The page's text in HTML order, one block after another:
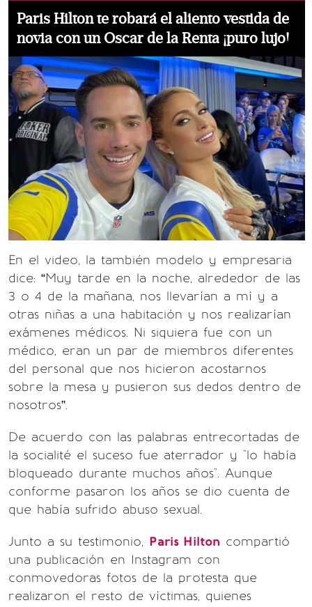
Paris Hilton te robará el aliento vestida de
novia con un Oscar de la Renta ¡puro lujo!
En el video, la también modelo y empresaria
dice: “Muy tarde en la noche, alrededor de las
3 o 4 de la mañana, nos llevarían a mí y a
otras niñas a una habitación y nos realizarían
exámenes médicos. Ni siquiera fue con un
médico, eran un par de miembros diferentes
del personal que nos hicieron acostarnos
sobre la mesa y pusieron sus dedos dentro de
nosotros”.
De acuerdo con las palabras entrecortadas de
la socialité el suceso fue aterrador y "lo había
bloqueado durante muchos años". Aunque
conforme pasaron los años se dio cuenta de
que había sufrido abuso sexual.
Junto a su testimonio, Paris Hilton compartió
una publicación en Instagram con
conmovedoras fotos de la protesta que
realizaron el resto de víctimas, quienes